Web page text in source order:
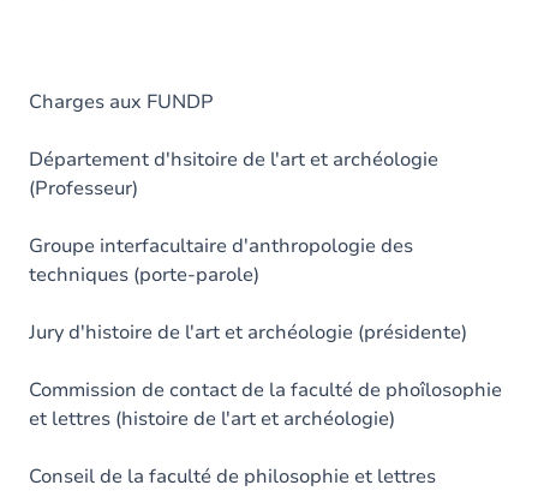
Charges aux FUNDP
Département d'hsitoire de l'art et archéologie
(Professeur)
Groupe interfacultaire d'anthropologie des
techniques (porte-parole)
Jury d'histoire de l'art et archéologie (présidente)
Commission de contact de la faculté de phoîlosophie
et lettres (histoire de l'art et archéologie)
Conseil de la faculté de philosophie et lettres